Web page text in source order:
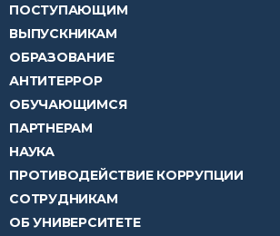
ПОСТУПАЮЩИМ
ВЫПУСКНИКАМ
ОБРАЗОВАНИЕ
АНТИТЕРРОР
ОБУЧАЮЩИМСЯ
ПАРТНЕРАМ
НАУКА
ПРОТИВОДЕЙСТВИЕ КОРРУПЦИИ
СОТРУДНИКАМ
ОБ УНИВЕРСИТЕТЕ